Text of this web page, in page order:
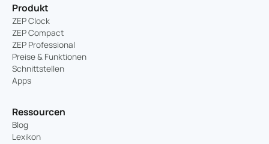
Produkt
ZEP Clock
ZEP Compact
ZEP Professional
Preise & Funktionen
Schnittstellen
Apps
Ressourcen
Blog
Lexikon